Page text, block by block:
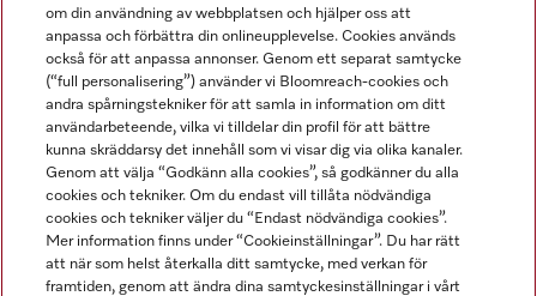
Service
om din användning av webbplatsen och hjälper oss att
anpassa och förbättra din onlineupplevelse. Cookies används
också för att anpassa annonser. Genom ett separat samtycke
(“full personalisering”) använder vi Bloomreach-cookies och
andra spårningstekniker för att samla in information om ditt
användarbeteende, vilka vi tilldelar din profil för att bättre
kunna skräddarsy det innehåll som vi visar dig via olika kanaler.
Genom att välja “Godkänn alla cookies”, så godkänner du alla
cookies och tekniker. Om du endast vill tillåta nödvändiga
cookies och tekniker väljer du “Endast nödvändiga cookies”.
Mer information finns under “Cookieinställningar”. Du har rätt
att när som helst återkalla ditt samtycke, med verkan för
framtiden, genom att ändra dina samtyckesinställningar i vårt